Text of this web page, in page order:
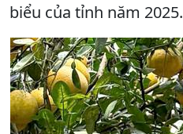
biểu của tỉnh năm 2025.